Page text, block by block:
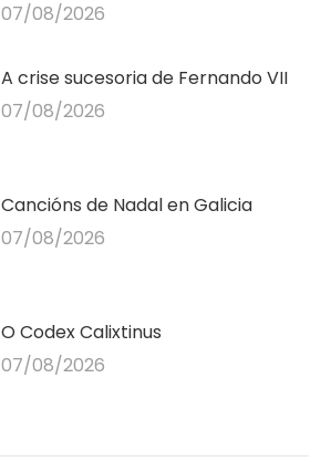
07/08/2026
A crise sucesoria de Fernando VII
07/08/2026
Cancións de Nadal en Galicia
07/08/2026
O Codex Calixtinus
07/08/2026